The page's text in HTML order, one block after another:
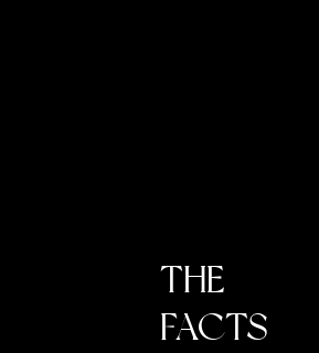
THE
FACTS